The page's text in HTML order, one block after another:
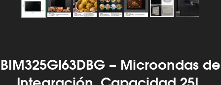
BIM325GI63DBG – Microondas de